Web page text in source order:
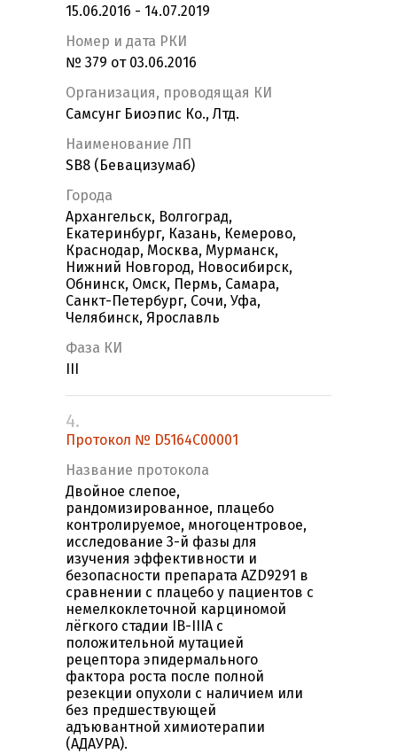
15.06.2016 - 14.07.2019
Номер и дата РКИ
№ 379 от 03.06.2016
Организация, проводящая КИ
Самсунг Биоэпис Ко., Лтд.
Наименование ЛП
SB8 (Бевацизумаб)
Города
Архангельск, Волгоград,
Екатеринбург, Казань, Кемерово,
Краснодар, Москва, Мурманск,
Нижний Новгород, Новосибирск,
Обнинск, Омск, Пермь, Самара,
Санкт-Петербург, Сочи, Уфа,
Челябинск, Ярославль
Фаза КИ
4.
Протокол № D5164C00001
Название протокола
Двойное слепое,
рандомизированное, плацебо
контролируемое, многоцентровое,
исследование 3-й фазы для
изучения эффективности и
безопасности препарата AZD9291 в
сравнении с плацебо у пациентов с
немелкоклеточной карциномой
лёгкого стадии IB-IIIA c
положительной мутацией
рецептора эпидермального
фактора роста после полной
резекции опухоли с наличием или
без предшествующей
адъювантной химиотерапии
(АДАУРА).